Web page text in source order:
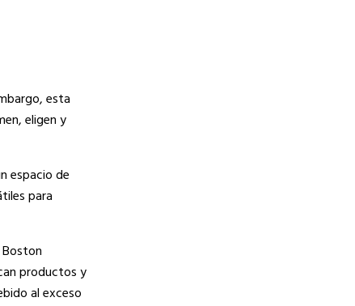
esta
eligen y
espacio de
para
productos y
al exceso